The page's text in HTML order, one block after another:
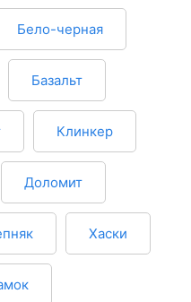
Бело-черная
Базальт
Клинкер
Доломит
Хаски